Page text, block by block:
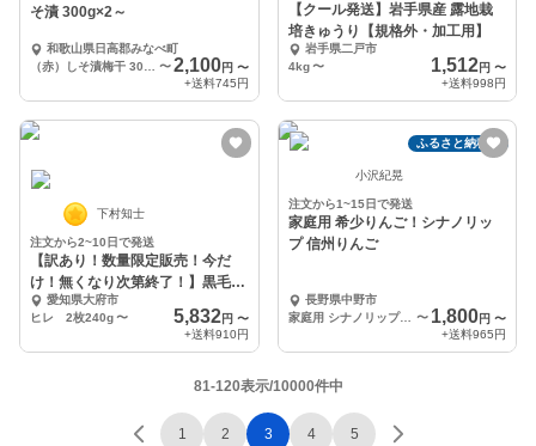
そ漬 300g×2～
和歌山県日高郡みなべ町
〜 2,100円 〜
+送料745円
【クール発送】岩手県産 露地栽
培きゅうり【規格外・加工用】
岩手県二戸市
4kg 〜 1,512円 〜
+送料998円
下村知士
注文から2~10日で発送
【訳あり！数量限定販売！今だ
け！無くなり次第終了！】黒毛和
牛『下村牛』ヒレ
愛知県大府市
ヒレ 2枚240g〜 5,832円 〜
+送料910円
ふるさと納税可
小沢紀晃
注文から1~15日で発送
家庭用 希少りんご！シナノリッ
プ 信州りんご
長野県中野市
家庭用 シナノリップ 約2kg
〜 1,800円 〜
+送料965円
81-120表示/10000件中
1 2 3 4 5